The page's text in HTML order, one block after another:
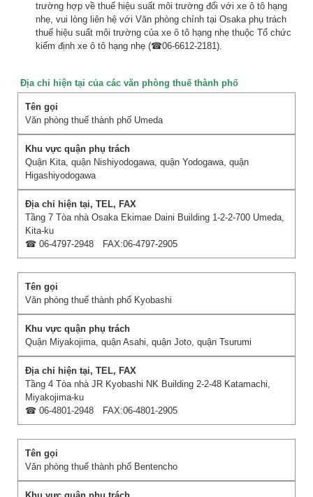
trường hợp về thuế hiệu suất môi trường đối với xe ô tô hạng
nhẹ, vui lòng liên hệ với Văn phòng chính tại Osaka phụ trách
thuế hiệu suất môi trường của xe ô tô hạng nhẹ thuộc Tổ chức
kiểm định xe ô tô hạng nhẹ (☎06-6612-2181).
Địa chỉ hiện tại của các văn phòng thuế thành phố
Văn phòng thuế thành phố Umeda
Quận Kita, quận Nishiyodogawa, quận Yodogawa, quận
Higashiyodogawa
Tầng 7 Tòa nhà Osaka Ekimae Daini Building 1-2-2-700 Umeda,
Kita-ku
☎ 06-4797-2948 FAX:06-4797-2905
Văn phòng thuế thành phố Kyobashi
Quận Miyakojima, quận Asahi, quận Joto, quận Tsurumi
Tầng 4 Tòa nhà JR Kyobashi NK Building 2-2-48 Katamachi,
Miyakojima-ku
☎ 06-4801-2948 FAX:06-4801-2905
Văn phòng thuế thành phố Bentencho